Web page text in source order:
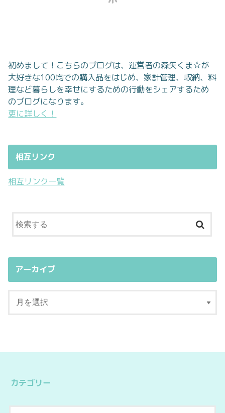
初めまして！こちらのブログは、運営者の森矢くま☆が
大好きな100均での購入品をはじめ、家計管理、収納、料
理など暮らしを幸せにするための行動をシェアするため
のブログになります。
更に詳しく！
相互リンク
相互リンク一覧
アーカイブ
カテゴリー